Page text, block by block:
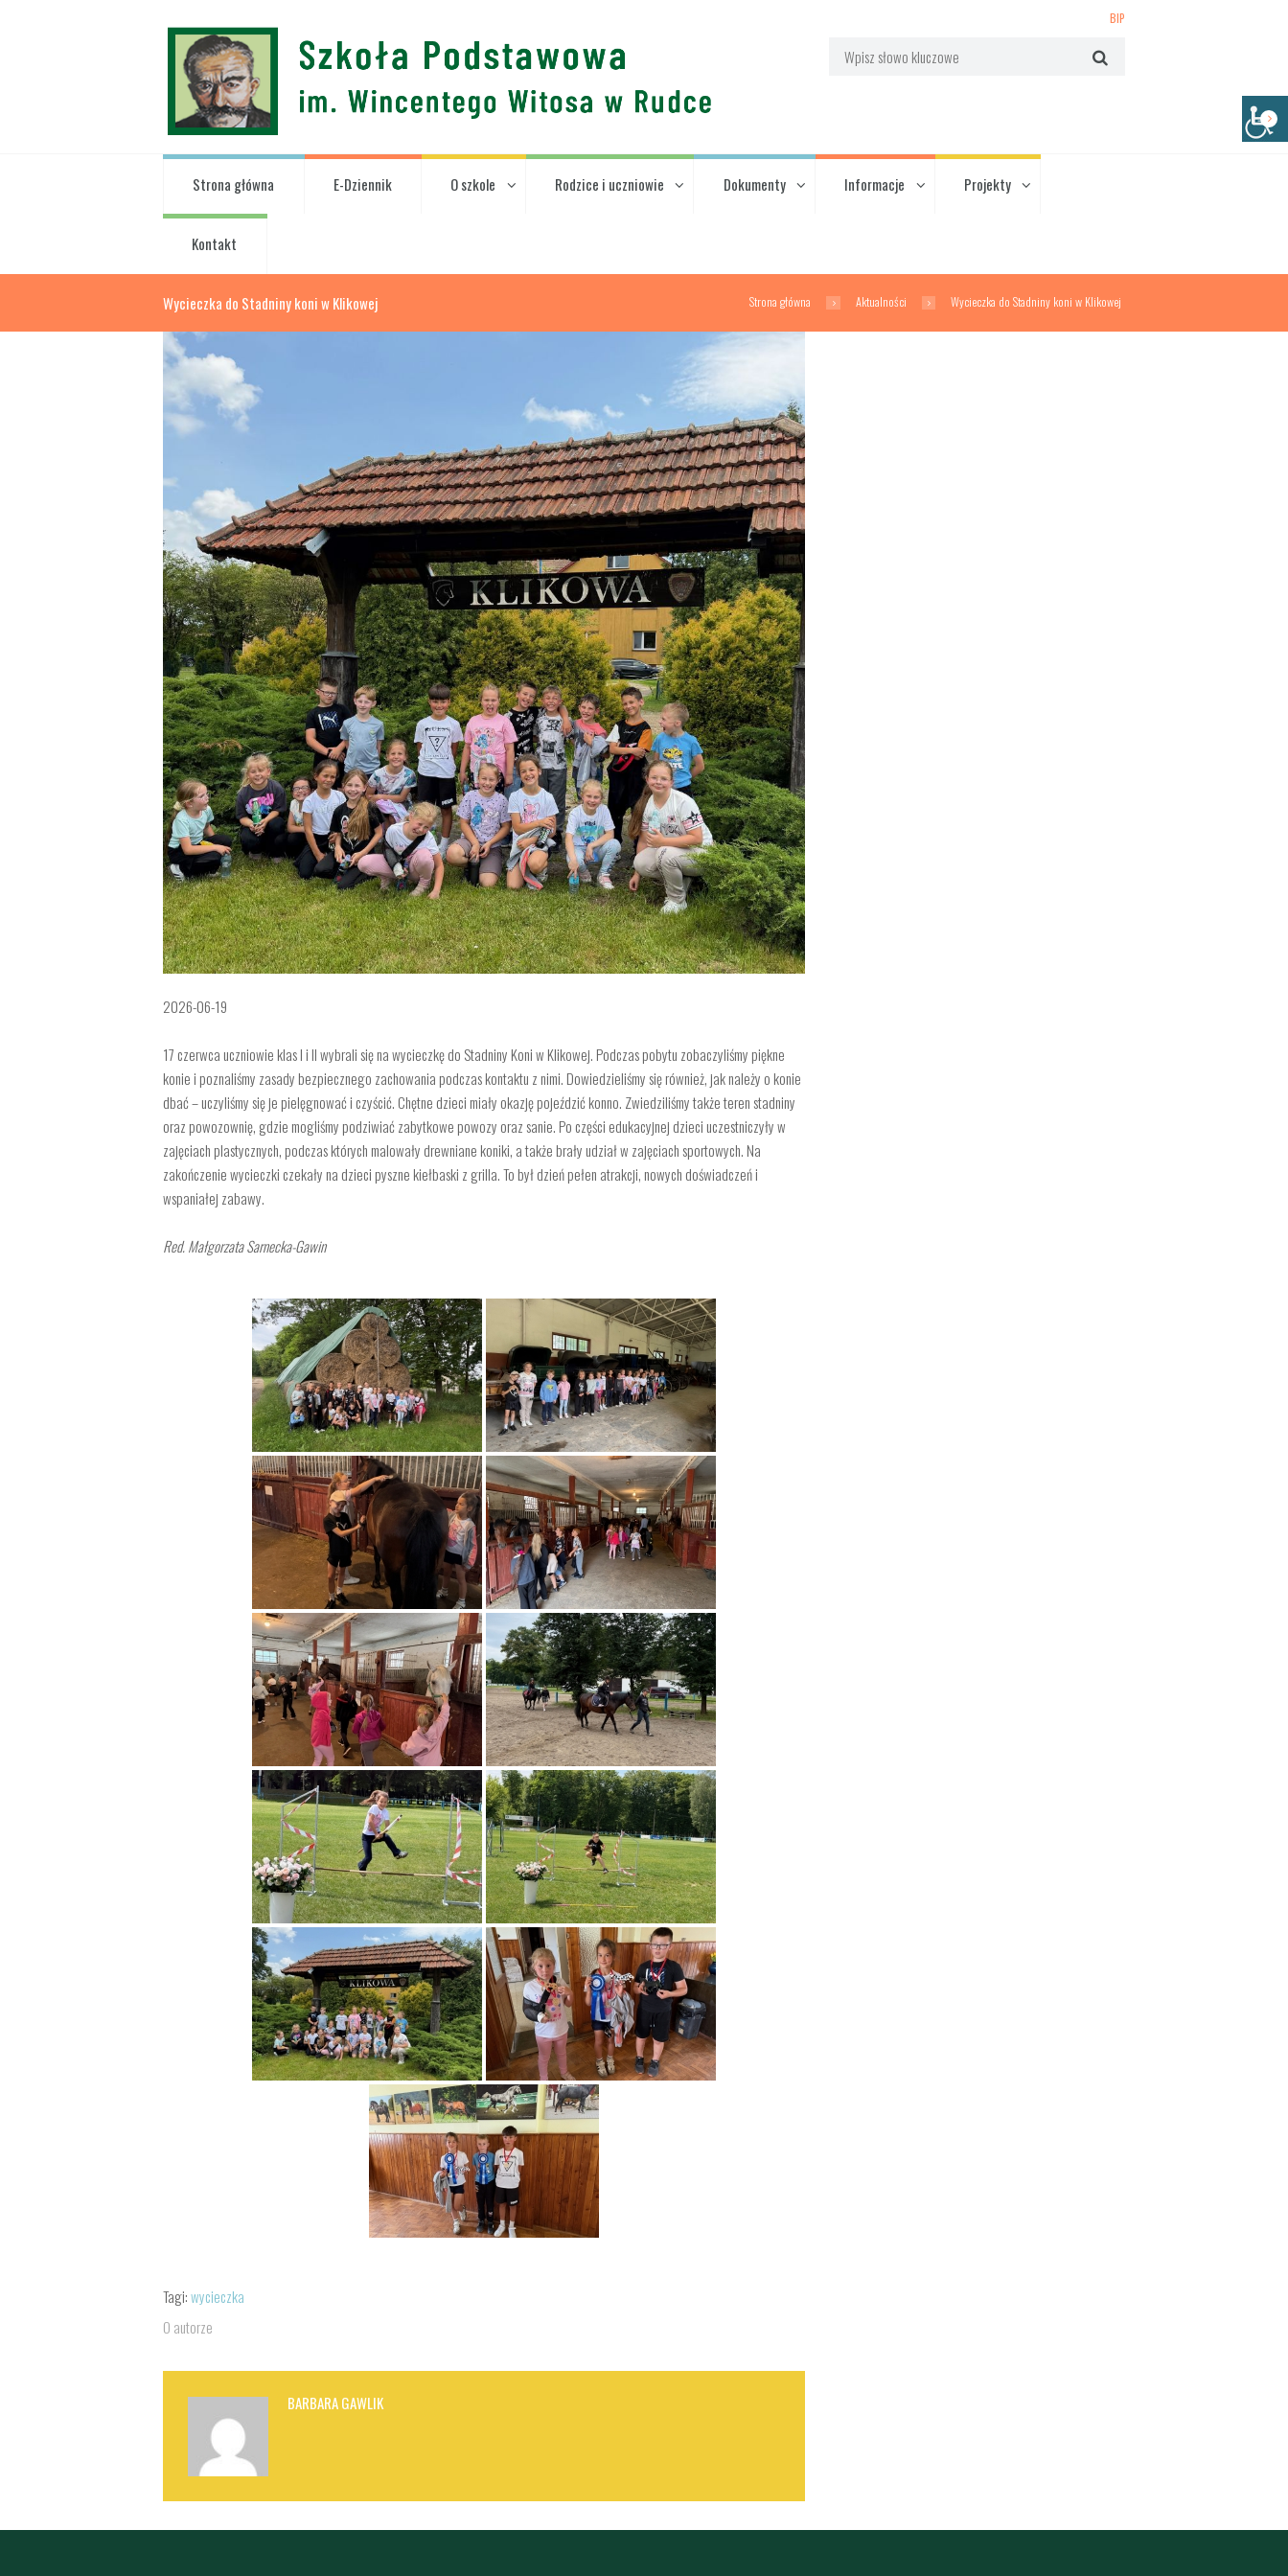
BIP
Strona główna E-Dziennik O szkole Rodzice i uczniowie Dokumenty Informacje Projekty
Kontakt
Wycieczka do Stadniny koni w Klikowej Strona główna Aktualności Wycieczka do Stadniny koni w Klikowej
2026-06-19
17 czerwca uczniowie klas I i II wybrali się na wycieczkę do Stadniny Koni w Klikowej. Podczas pobytu zobaczyliśmy piękne
konie i poznaliśmy zasady bezpiecznego zachowania podczas kontaktu z nimi. Dowiedzieliśmy się również, jak należy o konie
dbać –uczyliśmy się je pielęgnować i czyścić. Chętne dzieci miały okazję pojeździć konno. Zwiedziliśmy także teren stadniny
oraz powozownię, gdzie mogliśmy podziwiać zabytkowe powozy oraz sanie. Po części edukacyjnej dzieci uczestniczyły w
zajęciach plastycznych, podczas których malowały drewniane koniki, a także brały udział w zajęciach sportowych. Na
zakończenie wycieczki czekały na dzieci pyszne kiełbaski z grilla. To był dzień pełen atrakcji, nowych doświadczeń i
wspaniałej zabawy.
Red. Małgorzata Sarnecka-Gawin
Tagi:wycieczka
O autorze
BARBARA GAWLIK